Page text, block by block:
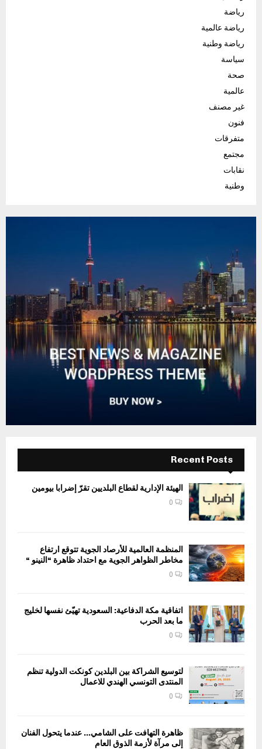
رياضة
رياضة عالمية
رياضة وطنية
سياسة
صحة
عالمية
غير مصنف
فنون
متفرقات
مجتمع
نقابات
وطنية
Recent Posts
الهيئة الإدارية لقطاع البلديين تقرّ إضرابا بيومين
0
المنظمة العالمية للأرصاد الجوية تتوقع ارتفاع
مخاطر الظواهر الجوية مع احتداد ظاهرة “النينو “
0
اتفاقية مكة الدفاعية: السعودية تهيّئ نفسها لخليج
ما بعد الحرب
0
لتوسيع الشراكة بين البلدين كونكت الدولية تنظم
المنتدى التونسي الهندي للاعمال
0
ظاهرة التهافت على الشامي… عندما يتحول الفنان
إلى مرآة لأزمة الذوق العام